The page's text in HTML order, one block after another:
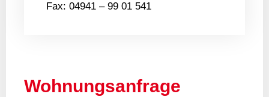
Fax: 04941 – 99 01 541
Wohnungsanfrage